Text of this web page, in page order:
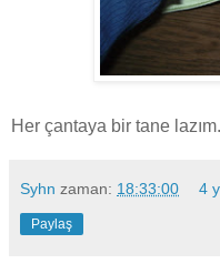
Her çantaya bir tane
Syhn zaman: 18:33:00 4
Paylaş